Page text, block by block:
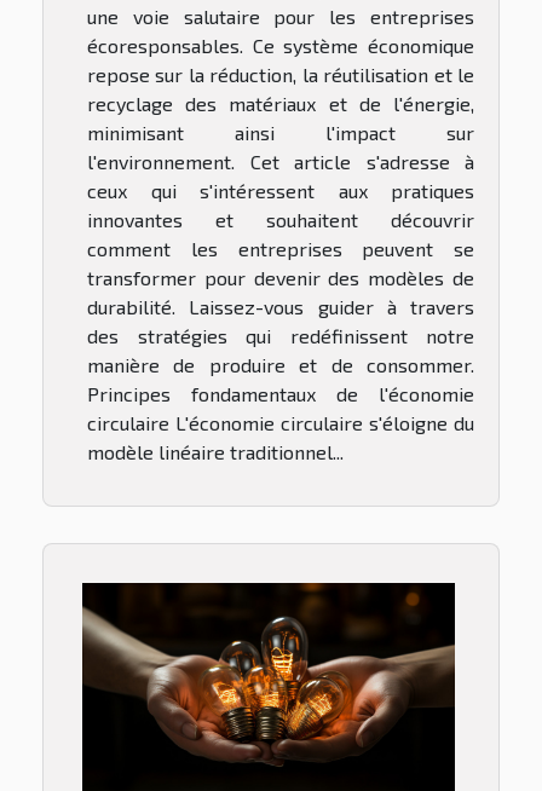
une voie salutaire pour les entreprises
écoresponsables. Ce système économique
repose sur la réduction, la réutilisation et le
recyclage des matériaux et de l'énergie,
minimisant ainsi l'impact sur
l'environnement. Cet article s'adresse à
ceux qui s'intéressent aux pratiques
innovantes et souhaitent découvrir
comment les entreprises peuvent se
transformer pour devenir des modèles de
durabilité. Laissez-vous guider à travers
des stratégies qui redéfinissent notre
manière de produire et de consommer.
Principes fondamentaux de l'économie
circulaire L'économie circulaire s'éloigne du
modèle linéaire traditionnel...